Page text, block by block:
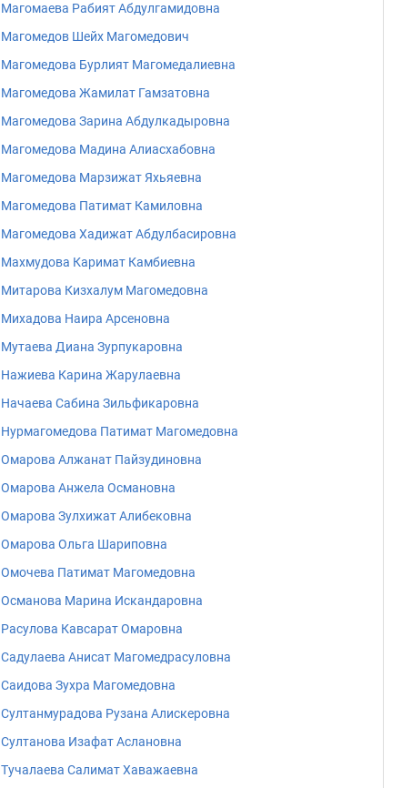
Магомаева Рабият Абдулгамидовна
Магомедов Шейх Магомедович
Магомедова Бурлият Магомедалиевна
Магомедова Жамилат Гамзатовна
Магомедова Зарина Абдулкадыровна
Магомедова Мадина Алиасхабовна
Магомедова Марзижат Яхьяевна
Магомедова Патимат Камиловна
Магомедова Хадижат Абдулбасировна
Махмудова Каримат Камбиевна
Митарова Кизхалум Магомедовна
Михадова Наира Арсеновна
Мутаева Диана Зурпукаровна
Нажиева Карина Жарулаевна
Начаева Сабина Зильфикаровна
Нурмагомедова Патимат Магомедовна
Омарова Алжанат Пайзудиновна
Омарова Анжела Османовна
Омарова Зулхижат Алибековна
Омарова Ольга Шариповна
Омочева Патимат Магомедовна
Османова Марина Искандаровна
Расулова Кавсарат Омаровна
Садулаева Анисат Магомедрасуловна
Саидова Зухра Магомедовна
Султанмурадова Рузана Алискеровна
Султанова Изафат Аслановна
Тучалаева Салимат Хаважаевна